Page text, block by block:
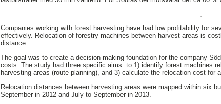
Companies working with forest harvesting have had low profitability for
effectively. Relocation of forestry machines between harvest areas is
distance.
The goal was to create a decision-making foundation for the company
costs. The study had three specific aims: to 1) identify forest machines
harvesting areas (route planning), and 3) calculate the relocation cost for
Relocation distances between harvesting areas were mapped within six
September in 2012 and July to September in 2013.